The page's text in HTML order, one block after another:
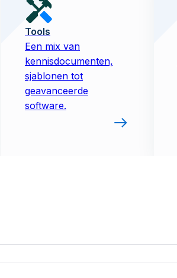
Tools
Een mix van
kennisdocumenten,
sjablonen tot
geavanceerde
software.